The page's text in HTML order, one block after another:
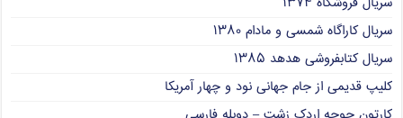
سریال کاراگاه شمسی و مادام ۱۳۸۰
سریال کتابفروشی هدهد ۱۳۸۵
کلیپ قدیمی از جام جهانی نود و چهار آمریکا